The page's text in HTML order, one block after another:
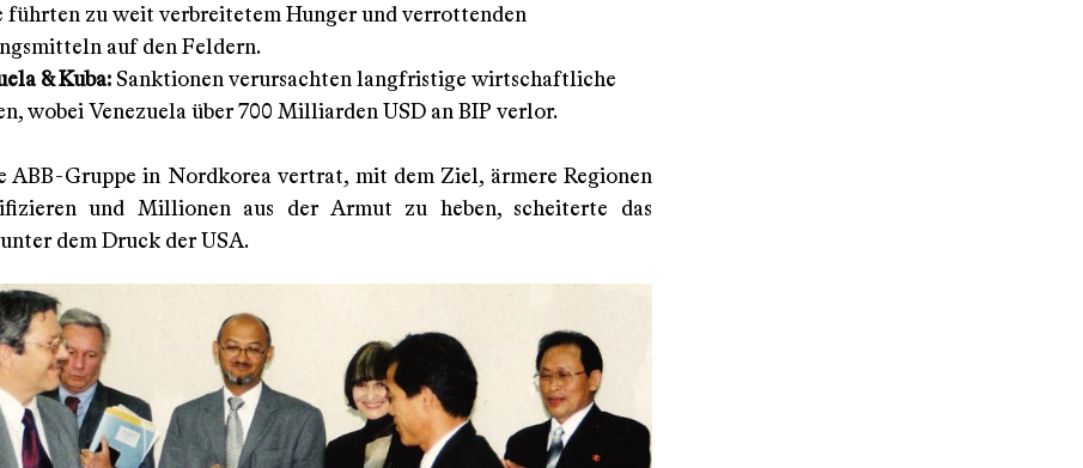
führten zu weit verbreitetem Hunger und verrottenden
auf den Feldern.
& Kuba: Sanktionen verursachten langfristige wirtschaftliche
wobei Venezuela über 700 Milliarden USD an BIP verlor.
ABB-Gruppe in Nordkorea vertrat, mit dem Ziel, ärmere Regionen
und Millionen aus der Armut zu heben, scheiterte das
dem Druck der USA.